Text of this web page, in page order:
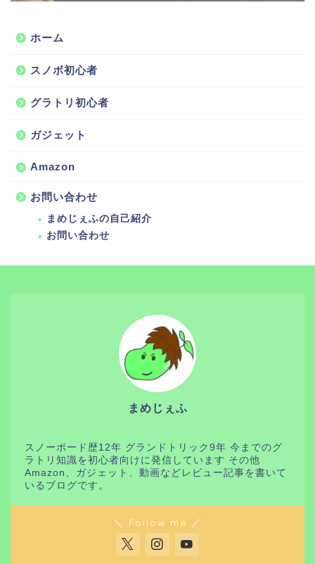
ホーム
スノボ初心者
グラトリ初心者
ガジェット
Amazon
お問い合わせ
まめじぇふの自己紹介
お問い合わせ
まめじぇふ
スノーボード歴12年 グランドトリック9年 今までのグ
ラトリ知識を初心者向けに発信しています その他
Amazon、ガジェット、動画などレビュー記事を書いて
いるブログです。
＼ Follow me ／